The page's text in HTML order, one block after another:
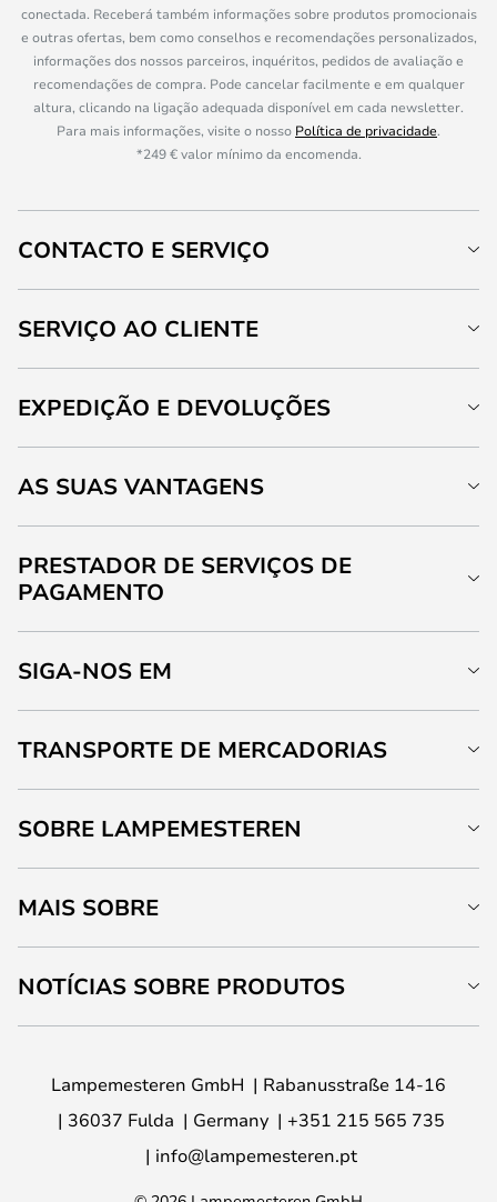
conectada. Receberá também informações sobre produtos promocionais
e outras ofertas, bem como conselhos e recomendações personalizados,
informações dos nossos parceiros, inquéritos, pedidos de avaliação e
recomendações de compra. Pode cancelar facilmente e em qualquer
altura, clicando na ligação adequada disponível em cada newsletter.
Para mais informações, visite o nosso Política de privacidade.
*249 € valor mínimo da encomenda.
CONTACTO E SERVIÇO
SERVIÇO AO CLIENTE
EXPEDIÇÃO E DEVOLUÇÕES
AS SUAS VANTAGENS
PRESTADOR DE SERVIÇOS DE
PAGAMENTO
SIGA-NOS EM
TRANSPORTE DE MERCADORIAS
SOBRE LAMPEMESTEREN
MAIS SOBRE
NOTÍCIAS SOBRE PRODUTOS
Lampemesteren GmbH
Rabanusstraße 14-16
36037 Fulda
Germany
+351 215 565 735
info@lampemesteren.pt